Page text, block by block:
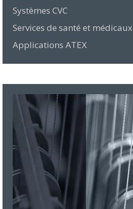
Systèmes CVC
Services de santé et médicaux
Applications ATEX